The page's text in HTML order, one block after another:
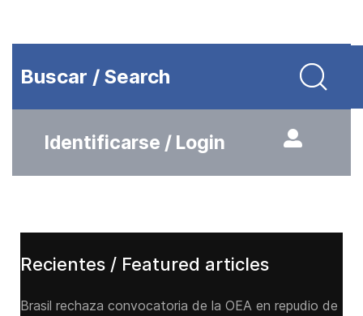
Buscar / Search
Identificarse / Login
Recientes / Featured articles
Brasil rechaza convocatoria de la OEA en repudio de